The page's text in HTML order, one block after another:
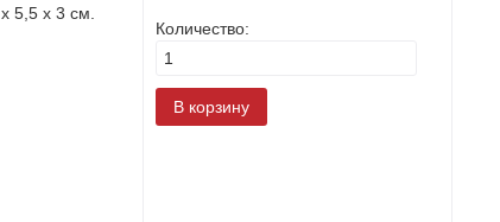
5,5 х 3 см.
Количество: